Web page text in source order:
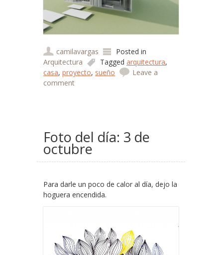
camilavargas
Posted in
Arquitectura
Taggedarquitectura,
casa,proyecto, sueño
Leave a
comment
Foto del día: 3 de
octubre
Para darle un poco de calor al día, dejo la
hoguera encendida.